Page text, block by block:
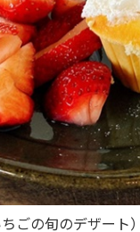
ごの旬のデザート